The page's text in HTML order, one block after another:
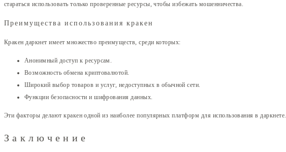
стараться использовать только проверенные ресурсы, чтобы избежать мошенничества.
Преимущества использования кракен
Кракен даркнет имеет множество преимуществ, среди которых:
Анонимный доступ к ресурсам.
Возможность обмена криптовалютой.
Широкий выбор товаров и услуг, недоступных в обычной сети.
Функции безопасности и шифрования данных.
Эти факторы делают кракен одной из наиболее популярных платформ для использования в даркнете.
Заключение